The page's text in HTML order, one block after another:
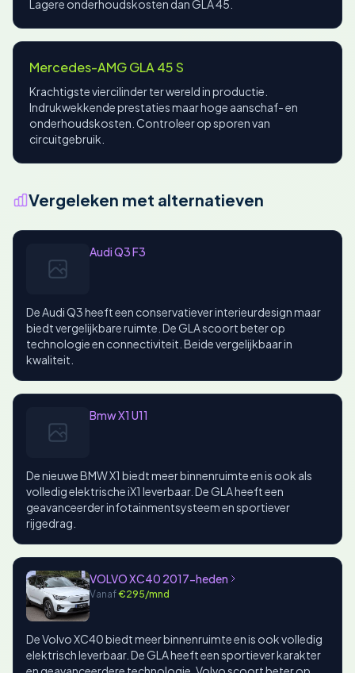
Lagere onderhoudskosten dan GLA 45.
Mercedes-AMG GLA 45 S
Krachtigste viercilinder ter wereld in productie.
Indrukwekkende prestaties maar hoge aanschaf- en
onderhoudskosten. Controleer op sporen van
circuitgebruik.
Vergeleken met alternatieven
Audi Q3 F3
De Audi Q3 heeft een conservatiever interieurdesign maar
biedt vergelijkbare ruimte. De GLA scoort beter op
technologie en connectiviteit. Beide vergelijkbaar in
kwaliteit.
Bmw X1 U11
De nieuwe BMW X1 biedt meer binnenruimte en is ook als
volledig elektrische iX1 leverbaar. De GLA heeft een
geavanceerder infotainmentsysteem en sportiever
rijgedrag.
VOLVO XC40 2017-heden
Vanaf€295/mnd
De Volvo XC40 biedt meer binnenruimte en is ook volledig
elektrisch leverbaar. De GLA heeft een sportiever karakter